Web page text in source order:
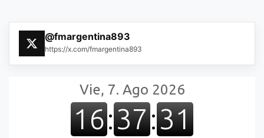
@fmargentina893
https://x.com/fmargentina893